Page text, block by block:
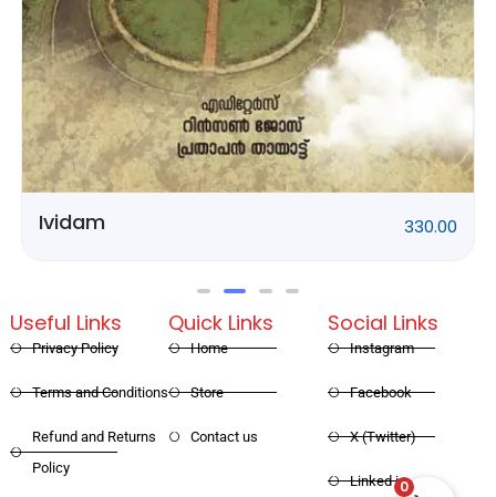
Rithubhethangal
Quick Links
Useful Links
Refund and Returns
Social Links
0